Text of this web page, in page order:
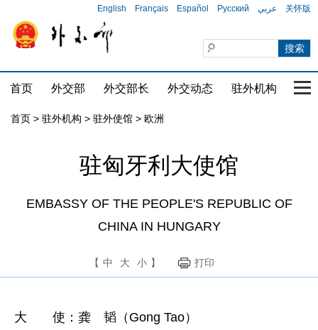
English Français Español Русский عربي 关怀版
首页 外交部 外交部长 外交动态 驻外机构 国
首页 > 驻外机构 > 驻外使馆 > 欧洲
驻匈牙利大使馆
EMBASSY OF THE PEOPLE'S REPUBLIC OF
CHINA IN HUNGARY
【 中 大 小 】 打印
大 使：龚 韬（Gong Tao）